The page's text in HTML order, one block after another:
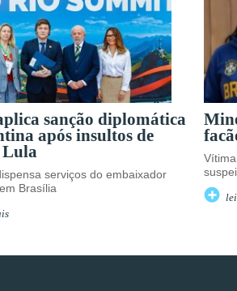
sanção diplomática
após insultos de
serviços do embaixador
Brasília